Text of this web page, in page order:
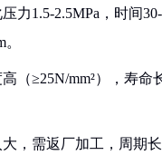
力1.5-2.5MPa，时间
（≥25N/mm²），寿命
，需返厂加工，周期长